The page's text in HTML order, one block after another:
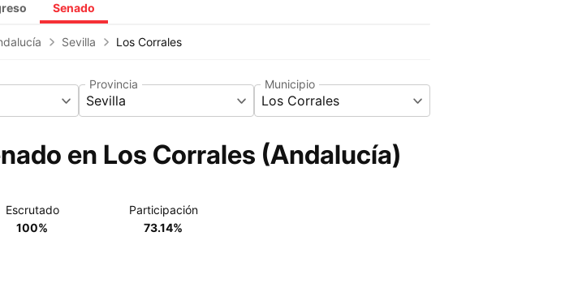
Senado
Sevilla Los Corrales
Sevilla
Provincia
Los Corrales
Municipio
en Los Corrales (Andalucía)
Escrutado
100%
Participación
73.14%